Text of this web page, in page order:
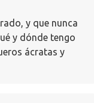
y que nunca
y dónde tengo
ácratas y